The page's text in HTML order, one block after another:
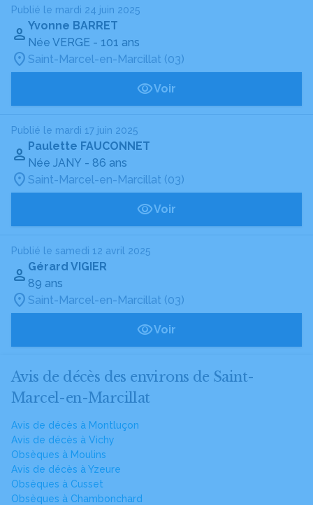
Publié le mardi 24 juin 2025
Yvonne BARRET
Née VERGE - 101 ans
Saint-Marcel-en-Marcillat (03)
Voir
Publié le mardi 17 juin 2025
Paulette FAUCONNET
Née JANY - 86 ans
Saint-Marcel-en-Marcillat (03)
Voir
Publié le samedi 12 avril 2025
Gérard VIGIER
89 ans
Saint-Marcel-en-Marcillat (03)
Voir
Avis de décès des environs de Saint-
Marcel-en-Marcillat
Avis de décès à Montluçon
Avis de décès à Vichy
Obsèques à Moulins
Avis de décès à Yzeure
Obsèques à Cusset
Obsèques à Chambonchard